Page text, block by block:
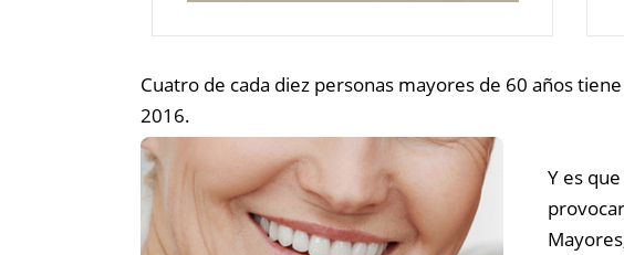
Cuatro de cada diez personas mayores de 60 años
2016.
Y es que